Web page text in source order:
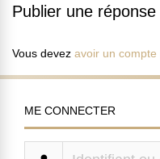
Publier une réponse
Vous devez avoir un compte
ME CONNECTER